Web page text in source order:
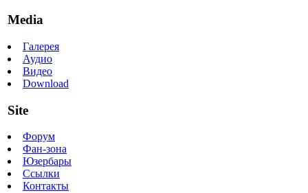
Media
Галерея
Аудио
Видео
Download
Site
Форум
Фан-зона
Юзербары
Ссылки
Контакты